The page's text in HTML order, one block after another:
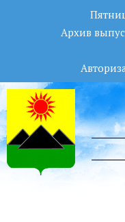
Архив